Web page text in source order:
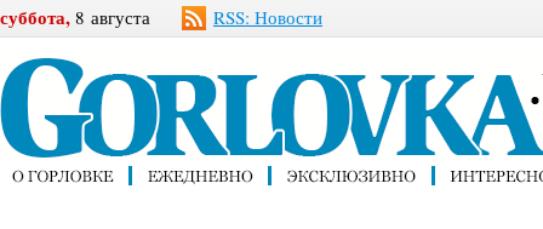
суббота, 8 августа RSS: Новости